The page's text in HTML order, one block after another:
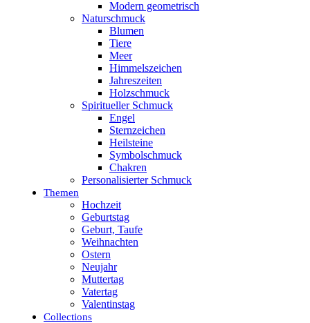
Modern geometrisch
Naturschmuck
Blumen
Tiere
Meer
Himmelszeichen
Jahreszeiten
Holzschmuck
Spiritueller Schmuck
Engel
Sternzeichen
Heilsteine
Symbolschmuck
Chakren
Personalisierter Schmuck
Themen
Hochzeit
Geburtstag
Geburt, Taufe
Weihnachten
Ostern
Neujahr
Muttertag
Vatertag
Valentinstag
Collections